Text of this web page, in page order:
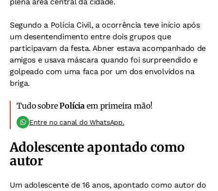
Segundo a Polícia Civil, a ocorrência teve início após
um desentendimento entre dois grupos que
participavam da festa. Abner estava acompanhado de
amigos e usava máscara quando foi surpreendido e
golpeado com uma faca por um dos envolvidos na
briga.
Tudo sobrePolícia em primeira mão!
Entre no canal do WhatsApp.
Adolescente apontado como
autor
Um adolescente de 16 anos, apontado como autor do